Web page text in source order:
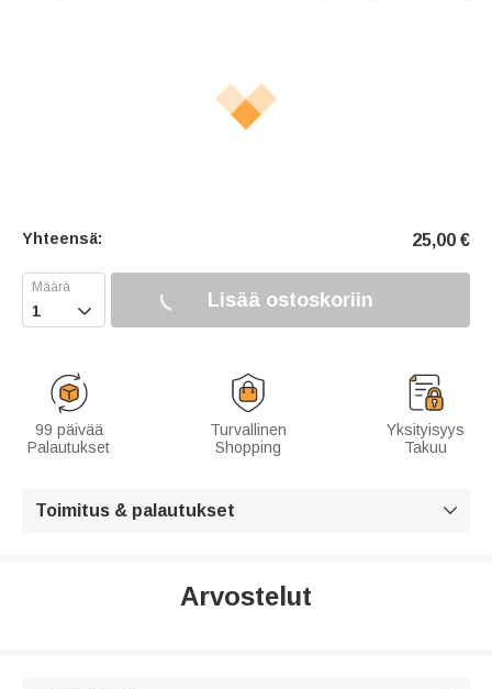
Yhteensä: 25,00 €
 Lisää ostoskoriin
99 päivää
Palautukset
Turvallinen
Shopping
Yksityisyys
Takuu
Toimitus & palautukset 
Arvostelut